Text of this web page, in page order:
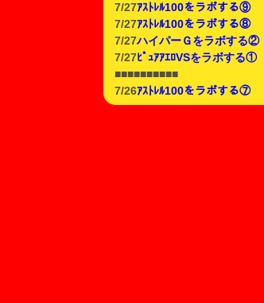
7/27ｱｽﾄﾚﾙ100をラボする⑨
7/27ｱｽﾄﾚﾙ100をラボする⑧
7/27ハイパーＧをラボする②
7/27 ﾋﾟｭｱｱｴﾛVSをラボする①
■■■■■■■■■■
7/26ｱｽﾄﾚﾙ100をラボする⑦